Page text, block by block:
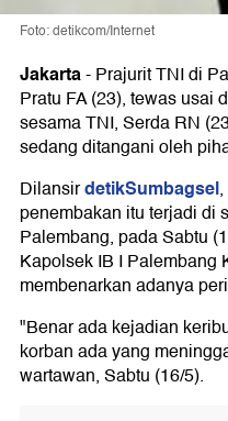
Foto: detikcom/Internet
Jakarta-Prajurit TNI di
Pratu FA (23), tewas usai
sesama TNI, Serda RN
sedang ditangani oleh
DilansirdetikSumbagsel
penembakan itu terjadi di
Palembang, pada Sabtu
Kapolsek IB I Palembang
membenarkan adanya
"Benar ada kejadian
korban ada yang
wartawan, Sabtu (16/5).